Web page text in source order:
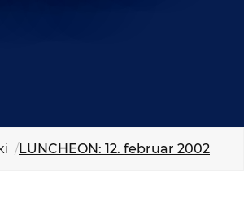
LUNCHEON: 12. februar 2002